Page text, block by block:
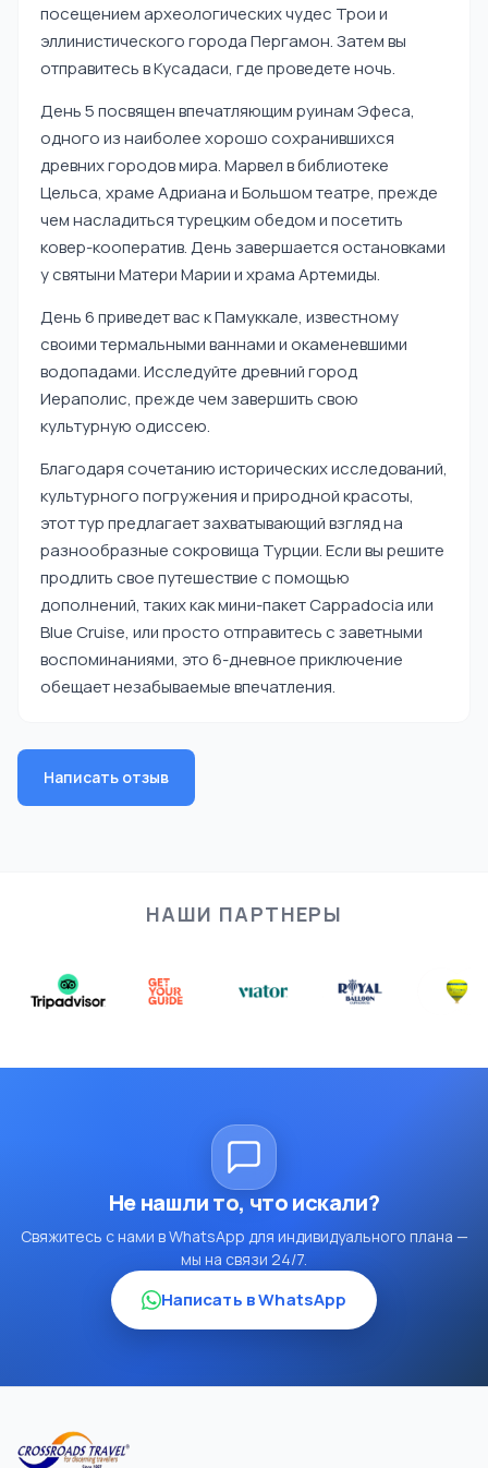
посещением археологических чудес Трои и
эллинистического города Пергамон. Затем вы
отправитесь в Кусадаси, где проведете ночь.
День 5 посвящен впечатляющим руинам Эфеса,
одного из наиболее хорошо сохранившихся
древних городов мира. Марвел в библиотеке
Цельса, храме Адриана и Большом театре, прежде
чем насладиться турецким обедом и посетить
ковер-кооператив. День завершается остановками
у святыни Матери Марии и храма Артемиды.
День 6 приведет вас к Памуккале, известному
своими термальными ваннами и окаменевшими
водопадами. Исследуйте древний город
Иераполис, прежде чем завершить свою
культурную одиссею.
Благодаря сочетанию исторических исследований,
культурного погружения и природной красоты,
этот тур предлагает захватывающий взгляд на
разнообразные сокровища Турции. Если вы решите
продлить свое путешествие с помощью
дополнений, таких как мини-пакет Cappadocia или
Blue Cruise, или просто отправитесь с заветными
воспоминаниями, это 6-дневное приключение
обещает незабываемые впечатления.
Написать отзыв
НАШИ ПАРТНЕРЫ
Не нашли то, что искали?
Свяжитесь с нами в WhatsApp для индивидуального плана —
мы на связи 24/7.
Написать в WhatsApp